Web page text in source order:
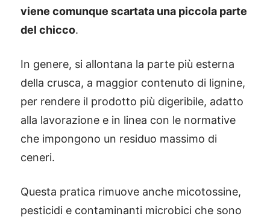
viene comunque scartata una piccola parte
del chicco.
In genere, si allontana la parte più esterna
della crusca, a maggior contenuto di lignine,
per rendere il prodotto più digeribile, adatto
alla lavorazione e in linea con le normative
che impongono un residuo massimo di
ceneri.
Questa pratica rimuove anche micotossine,
pesticidi e contaminanti microbici che sono